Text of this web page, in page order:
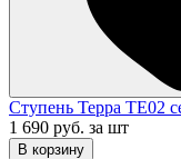
Ступень Терра TE02
1 690 руб. за шт
В корзину